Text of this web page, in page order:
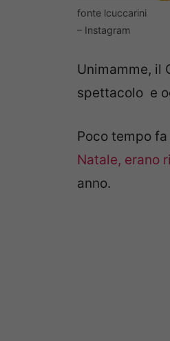
fonte lcuccarini
– Instagram
Unimamme, il
spettacolo e
Poco tempo
Natale, erano
anno.